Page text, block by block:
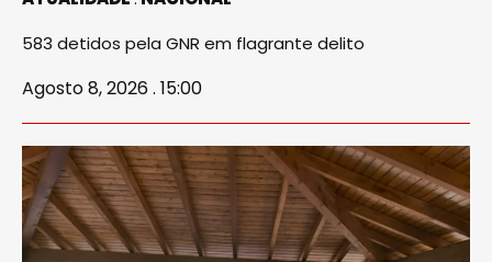
583 detidos pela GNR em flagrante delito
Agosto 8, 2026 . 15:00